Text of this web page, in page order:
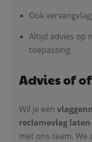
Ook
Altijd advies op
toepassing
Advies of
Wil je een
reclamevlag
met ons team. We